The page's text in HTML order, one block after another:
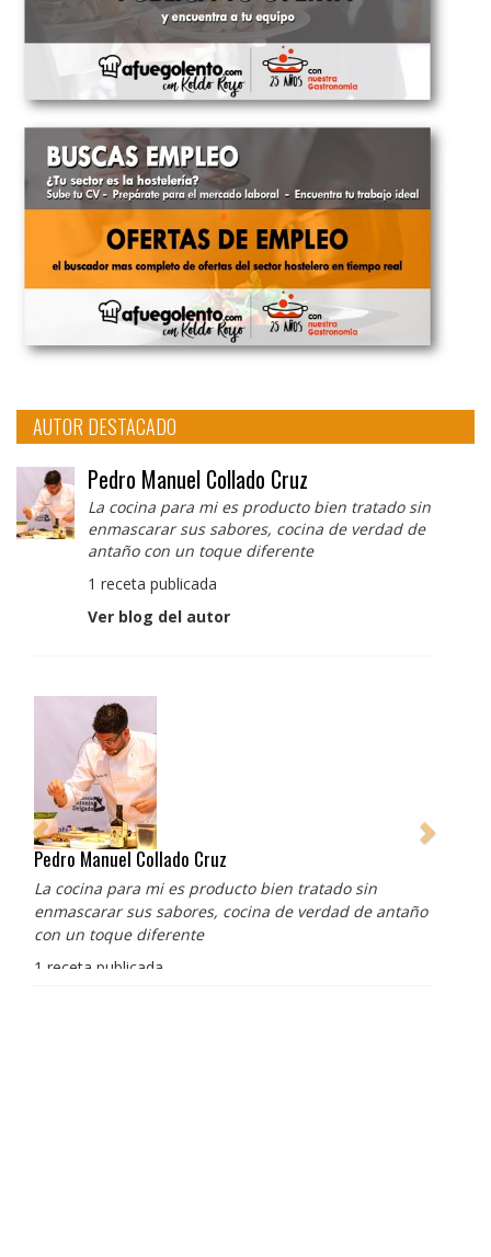
AUTOR DESTACADO
Pedro Manuel Collado Cruz
La cocina para mi es producto bien tratado sin
enmascarar sus sabores, cocina de verdad de
antaño con un toque diferente
1 receta publicada
Ver blog del autor
Pedro Manuel Collado Cruz
La cocina para mi es producto bien tratado sin
enmascarar sus sabores, cocina de verdad de antaño
con un toque diferente
1 receta publicada